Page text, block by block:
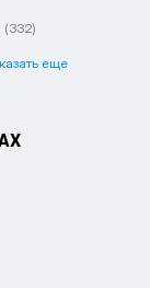
(332)
еще